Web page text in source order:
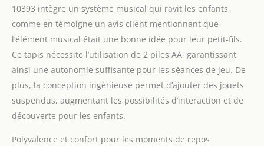
10393 intègre un système musical qui ravit les enfants,
comme en témoigne un avis client mentionnant que
l’élément musical était une bonne idée pour leur petit-fils.
Ce tapis nécessite l’utilisation de 2 piles AA, garantissant
ainsi une autonomie suffisante pour les séances de jeu. De
plus, la conception ingénieuse permet d’ajouter des jouets
suspendus, augmentant les possibilités d’interaction et de
découverte pour les enfants.
Polyvalence et confort pour les moments de repos